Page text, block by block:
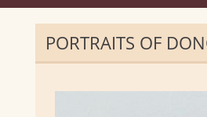
PORTRAITS OF